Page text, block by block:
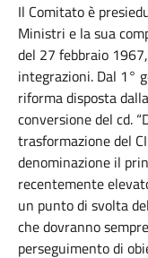
Il Comitato è
Ministri e la sua
del 27 febbraio
integrazioni. Dal 1°
riforma disposta
conversione del cd.
trasformazione del
denominazione il
recentemente
un punto di svolta
che dovranno
perseguimento di